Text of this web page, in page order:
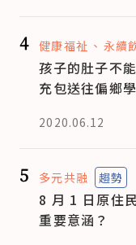
4 健康福祉 永續
孩子的肚子不
充包送往偏鄉
2020.06.12
5 多元共融 趨勢
8 月 1 日原住
重要意涵？